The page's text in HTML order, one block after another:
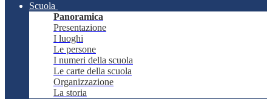
Scuola
Panoramica
Presentazione
I luoghi
Le persone
I numeri della scuola
Le carte della scuola
Organizzazione
La storia